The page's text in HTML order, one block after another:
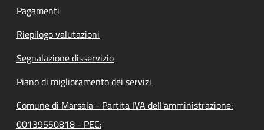
Pagamenti
Riepilogo valutazioni
Segnalazione disservizio
Piano di miglioramento dei servizi
Comune di Marsala - Partita IVA dell'amministrazione:
00139550818 - PEC: